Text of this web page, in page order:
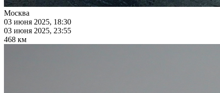
Москва
03 июня 2025, 18:30
03 июня 2025, 23:55
468 км